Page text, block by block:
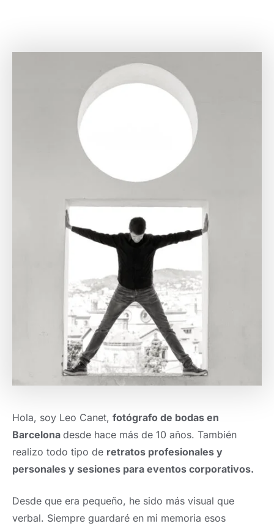
Hola, soy Leo Canet, fotógrafo de bodas en
Barcelona desde hace más de 10 años. También
realizo todo tipo de retratos profesionales y
personales y sesiones para eventos corporativos.
Desde que era pequeño, he sido más visual que
verbal. Siempre guardaré en mi memoria esos